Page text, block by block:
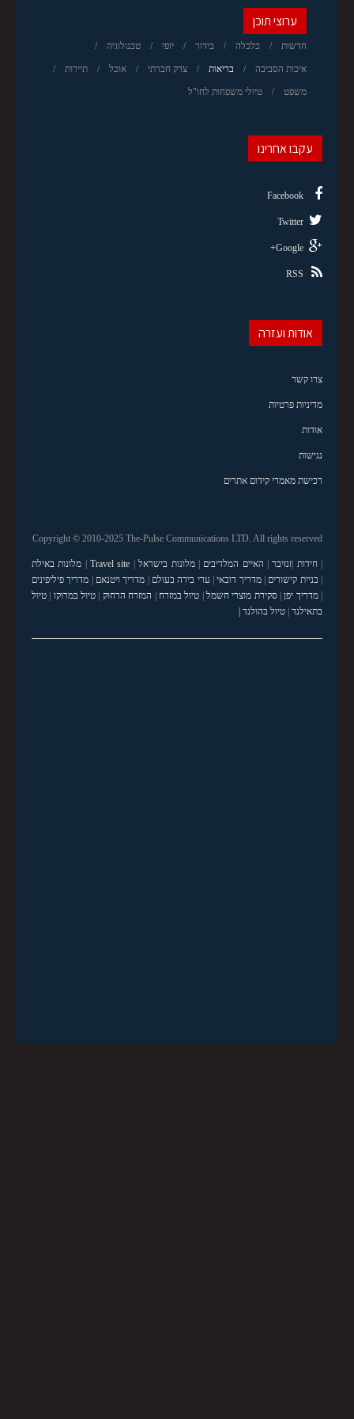
ערוצי תוכן
חדשות כלכלה בידור יופי טכנולוגיה
איכות הסביבה בריאות צדק חברתי אוכל תיירות
משפט טיולי משפחות לחו"ל
עקבו אחרינו
Facebook
Twitter
Google+
RSS
אודות ועזרה
צרו קשר
מדיניות פרטיות
אודות
נגישות
רכישת מאמרי קידום אתרים
Copyright © 2010-2025 The-Pulse Communications LTD. All rights reserved
|חידות זנזיבר| האיים המלדיבים |מלונות בישראל|
Travel site
| מלונות באילת
|בניית קישורים |מדריך דובאי| ערי בירה בעולם מדריך ויטנאם
מדריך פיליפינים
|מדריך יפן|סקירת מוצרי חשמל טיול במזרח המזרח הרחוק טיול במרוקו
טיול
בתאילנד טיול בהולנד |